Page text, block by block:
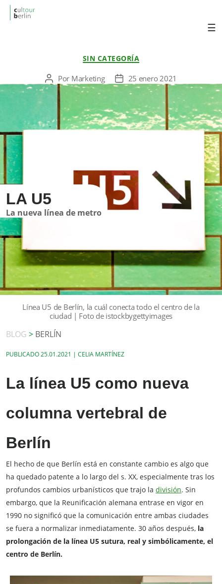
SIN CATEGORÍA
Autor
de
entrada
Por Marketing
Fecha
de
la
entrada
25 enero 2021
Línea U5 de Berlín, la cuál conecta todo el centro de la
ciudad | Foto de istockbygettyimages
LA U5
La nueva línea de metro
BLOG > BERLÍN
PUBLICADO25.01.2021 | CELIA MARTÍNEZ
La línea U5 como nueva
columna vertebral de
Berlín
El hecho de que Berlín está en constante cambio es algo que
ha quedado patente a lo largo del s. XX, especialmente tras los
profundos cambios urbanísticos que trajo la división. Sin
embargo, que la Reunificación alemana entrase en vigor en
1990 no significó que la comunicación entre ambas ciudades
se fuera a normalizar inmediatamente. 30 años después, la
prolongación de la línea U5 sutura, real y simbólicamente, el
centro de Berlín.